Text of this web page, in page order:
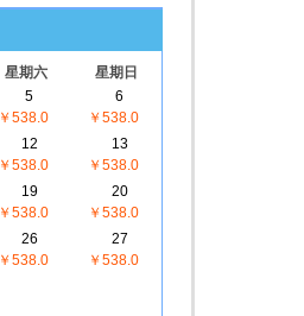
星期六
星期日
5
￥538.0
6
￥538.0
12
￥538.0
13
￥538.0
19
￥538.0
20
￥538.0
26
￥538.0
27
￥538.0